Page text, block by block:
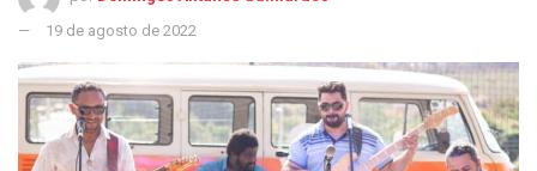
19 de agosto de 2022